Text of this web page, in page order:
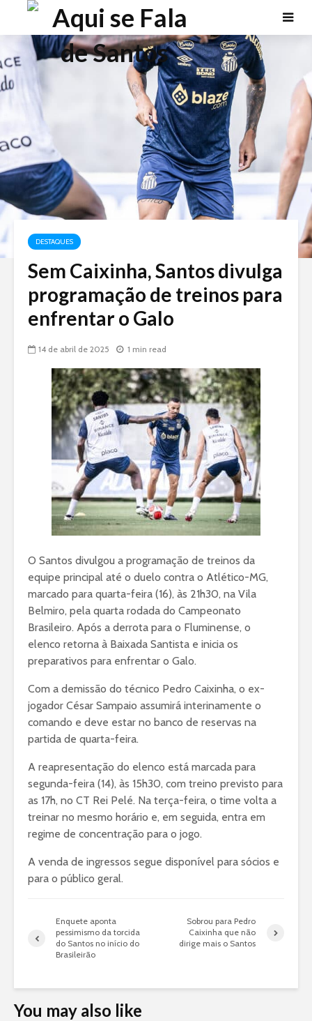
DESTAQUES
Sem Caixinha, Santos divulga
programação de treinos para
enfrentar o Galo
14 de abril de 2025 1 min read
O Santos divulgou a programação de treinos da
equipe principal até o duelo contra o Atlético-MG,
marcado para quarta-feira (16), às 21h30, na Vila
Belmiro, pela quarta rodada do Campeonato
Brasileiro. Após a derrota para o Fluminense, o
elenco retorna à Baixada Santista e inicia os
preparativos para enfrentar o Galo.
Com a demissão do técnico Pedro Caixinha, o ex-
jogador César Sampaio assumirá interinamente o
comando e deve estar no banco de reservas na
partida de quarta-feira.
A reapresentação do elenco está marcada para
segunda-feira (14), às 15h30, com treino previsto para
as 17h, no CT Rei Pelé. Na terça-feira, o time volta a
treinar no mesmo horário e, em seguida, entra em
regime de concentração para o jogo.
A venda de ingressos segue disponível para sócios e
para o público geral.
Enquete aponta
pessimismo da torcida
do Santos no início do
Brasileirão
Sobrou para Pedro
Caixinha que não
dirige mais o Santos
You may also like